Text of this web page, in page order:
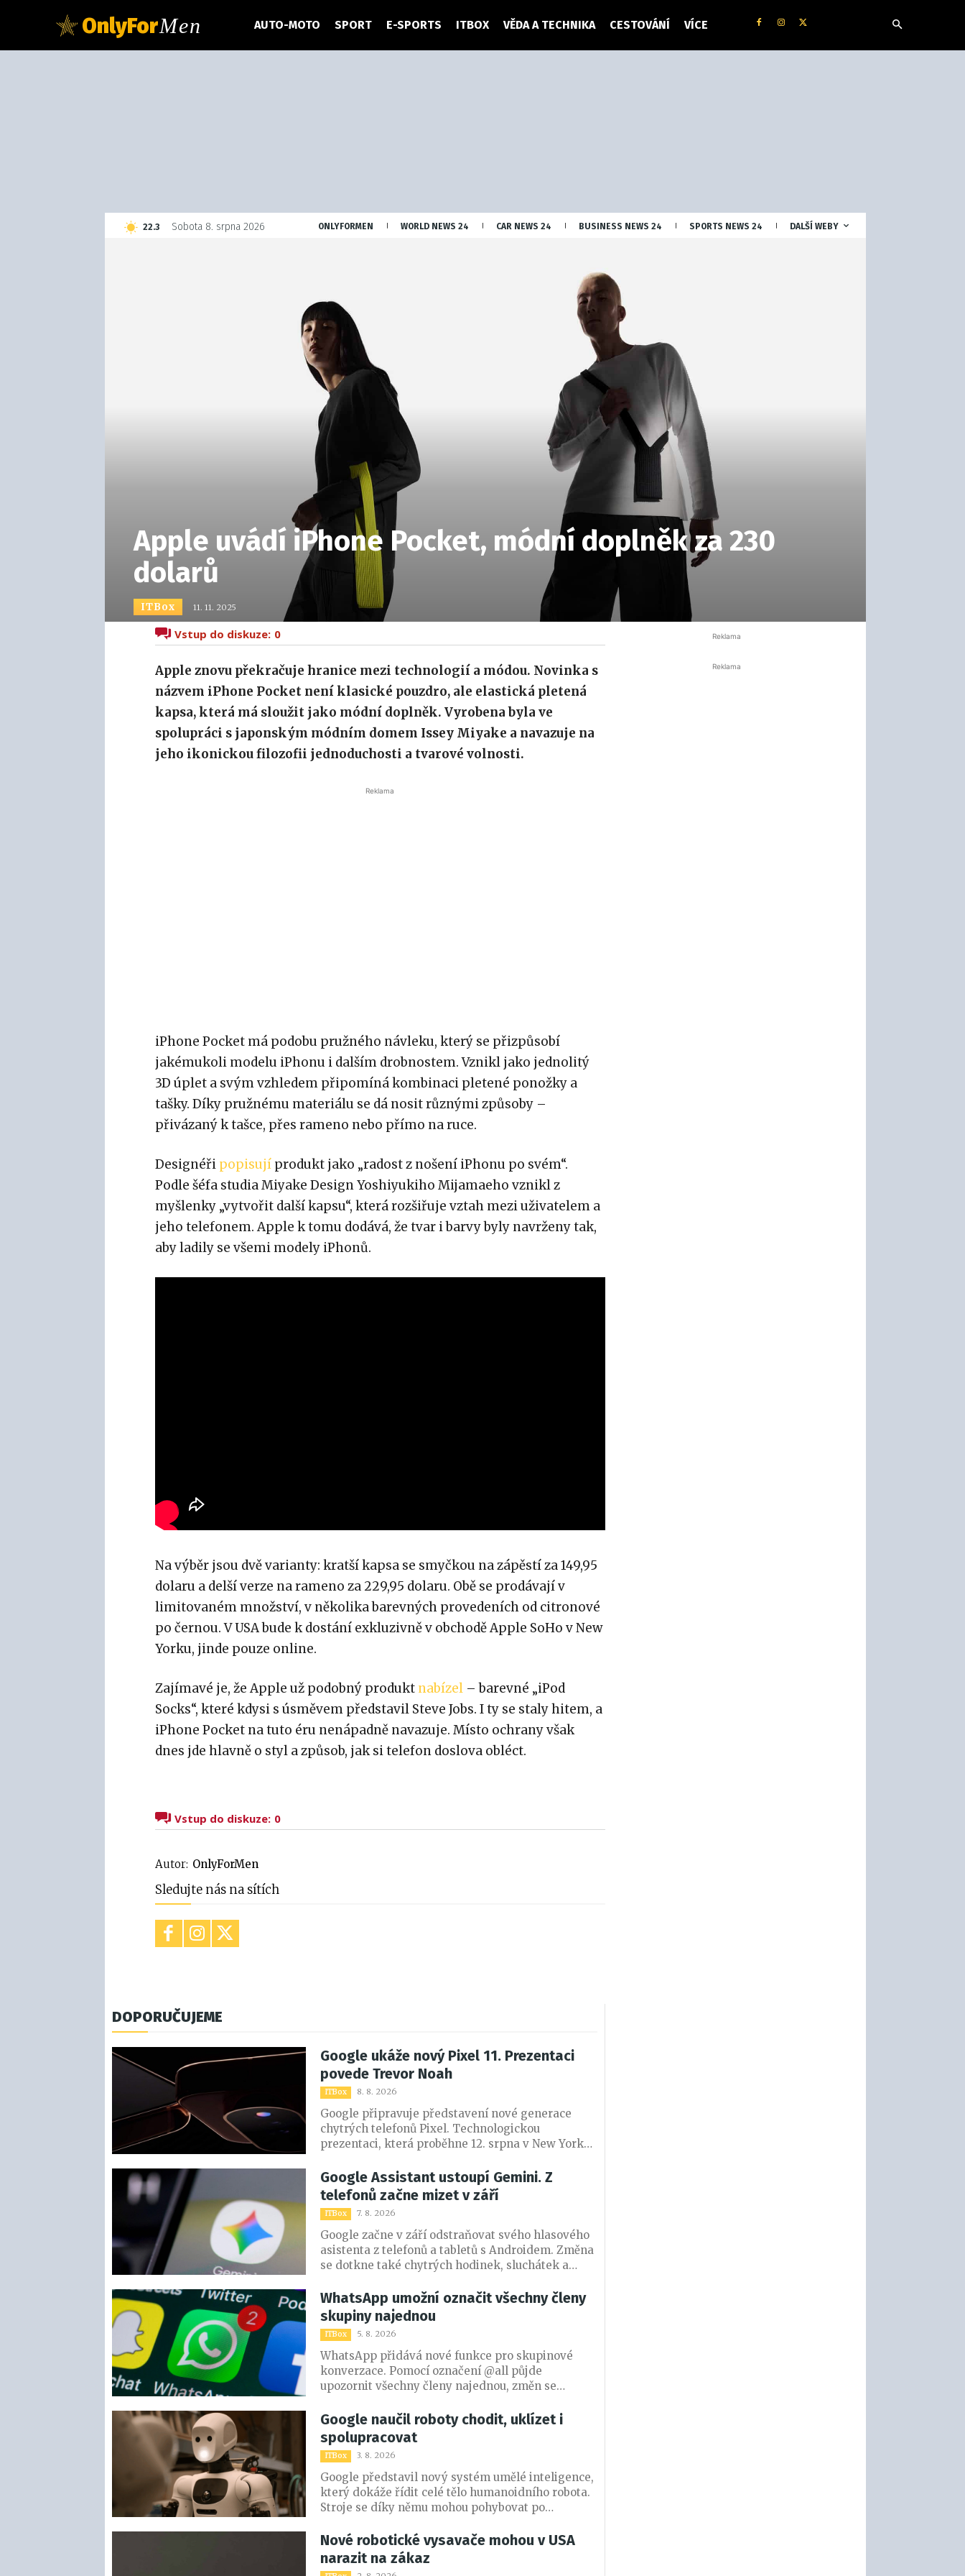
OnlyForMen AUTO-MOTO SPORT E-SPORTS ITBOX VĚDA A TECHNIKA CESTOVÁNÍ VÍCE
22.3 Czech
Sobota 8. srpna 2026 ONLYFORMEN WORLD NEWS 24 CAR NEWS 24 BUSINESS NEWS 24 SPORTS NEWS 24 DALŠÍ WEBY
Apple uvádí iPhone Pocket, módní doplněk za 230
dolarů
ITBox 11. 11. 2025
Vstup do diskuze: 0
Apple znovu překračuje hranice mezi technologií a módou. Novinka s
názvem iPhone Pocket není klasické pouzdro, ale elastická pletená
kapsa, která má sloužit jako módní doplněk. Vyrobena byla ve
spolupráci s japonským módním domem Issey Miyake a navazuje na
jeho ikonickou filozofii jednoduchosti a tvarové volnosti.
Reklama
iPhone Pocket má podobu pružného návleku, který se přizpůsobí
jakémukoli modelu iPhonu i dalším drobnostem. Vznikl jako jednolitý
3D úplet a svým vzhledem připomíná kombinaci pletené ponožky a
tašky. Díky pružnému materiálu se dá nosit různými způsoby –
přivázaný k tašce, přes rameno nebo přímo na ruce.
Designéři popisují produkt jako „radost z nošení iPhonu po svém“.
Podle šéfa studia Miyake Design Yoshiyukiho Mijamaeho vznikl z
myšlenky „vytvořit další kapsu“, která rozšiřuje vztah mezi uživatelem a
jeho telefonem. Apple k tomu dodává, že tvar i barvy byly navrženy tak,
aby ladily se všemi modely iPhonů.
Na výběr jsou dvě varianty: kratší kapsa se smyčkou na zápěstí za 149,95
dolaru a delší verze na rameno za 229,95 dolaru. Obě se prodávají v
limitovaném množství, v několika barevných provedeních od citronové
po černou. V USA bude k dostání exkluzivně v obchodě Apple SoHo v New
Yorku, jinde pouze online.
Zajímavé je, že Apple už podobný produkt nabízel – barevné „iPod
Socks“, které kdysi s úsměvem představil Steve Jobs. I ty se staly hitem, a
iPhone Pocket na tuto éru nenápadně navazuje. Místo ochrany však
dnes jde hlavně o styl a způsob, jak si telefon doslova obléct.
Vstup do diskuze: 0
Autor: OnlyForMen
Sledujte nás na sítích
DOPORUČUJEME
Google ukáže nový Pixel 11. Prezentaci
povede Trevor Noah
ITBox 8. 8. 2026
Google připravuje představení nové generace
chytrých telefonů Pixel. Technologickou
prezentaci, která proběhne 12. srpna v New Yorku,
The Daily Show Trevor Noah.
Google Assistant ustoupí Gemini. Z
telefonů začne mizet v září
ITBox 7. 8. 2026
Google začne v září odstraňovat svého hlasového
asistenta z telefonů a tabletů s Androidem. Změna
se dotkne také chytrých hodinek, sluchátek a
zařízeních převezme jeho úlohu umělá inteligence
Gemini.
WhatsApp umožní označit všechny členy
skupiny najednou
ITBox 5. 8. 2026
WhatsApp přidává nové funkce pro skupinové
konverzace. Pomocí označení @all půjde
upozornit všechny členy najednou, změn se
Google naučil roboty chodit, uklízet i
spolupracovat
ITBox 3. 8. 2026
Google představil nový systém umělé inteligence,
který dokáže řídit celé tělo humanoidního robota.
Stroje se díky němu mohou pohybovat po
spolupracovat při plnění složitějších úkolů.
Nové robotické vysavače mohou v USA
narazit na zákaz
Reklama
Reklama